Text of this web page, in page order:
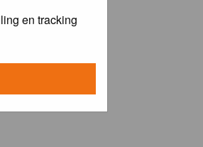
en tracking